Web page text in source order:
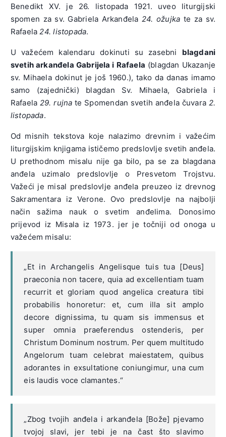
Benedikt XV. je 26. listopada 1921. uveo liturgijski
spomen za sv. Gabriela Arkanđela 24. ožujka te za sv.
Rafaela 24. listopada.
U važećem kalendaru dokinuti su zasebni blagdani
svetih arkanđela Gabrijela i Rafaela (blagdan Ukazanje
sv. Mihaela dokinut je još 1960.), tako da danas imamo
samo (zajednički) blagdan Sv. Mihaela, Gabriela i
Rafaela 29. rujna te Spomendan svetih anđela čuvara 2.
listopada.
Od misnih tekstova koje nalazimo drevnim i važećim
liturgijskim knjigama ističemo predslovlje svetih anđela.
U prethodnom misalu nije ga bilo, pa se za blagdana
anđela uzimalo predslovlje o Presvetom Trojstvu.
Važeći je misal predslovlje anđela preuzeo iz drevnog
Sakramentara iz Verone. Ovo predslovlje na najbolji
način sažima nauk o svetim anđelima. Donosimo
prijevod iz Misala iz 1973. jer je točniji od onoga u
važećem misalu:
„Et in Archangelis Angelisque tuis tua [Deus]
praeconia non tacere, quia ad excellentiam tuam
recurrit et gloriam quod angelica creatura tibi
probabilis honoretur: et, cum illa sit amplo
decore dignissima, tu quam sis immensus et
super omnia praeferendus ostenderis, per
Christum Dominum nostrum. Per quem multitudo
Angelorum tuam celebrat maiestatem, quibus
adorantes in exsultatione coniungimur, una cum
eis laudis voce clamantes.“
„Zbog tvojih anđela i arkanđela [Bože] pjevamo
tvojoj slavi, jer tebi je na čast što slavimo